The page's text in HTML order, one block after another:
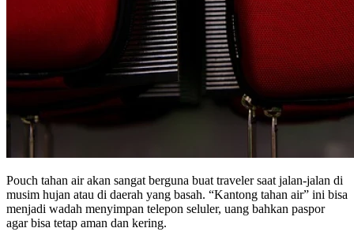
Pouch tahan air akan sangat berguna buat traveler saat jalan-jalan di
musim hujan atau di daerah yang basah. “Kantong tahan air” ini bisa
menjadi wadah menyimpan telepon seluler, uang bahkan paspor
agar bisa tetap aman dan kering.